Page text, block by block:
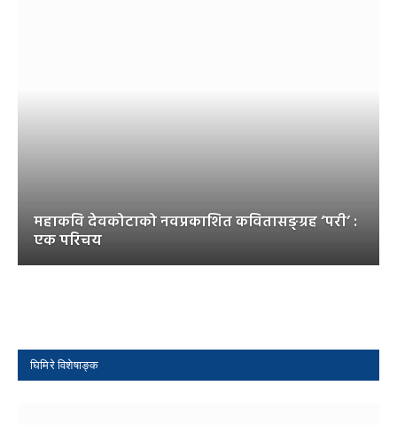
महाकवि देवकोटाको नवप्रकाशित कवितासङ्ग्रह ‘परी’ :
एक परिचय
घिमिरे विशेषाङ्क